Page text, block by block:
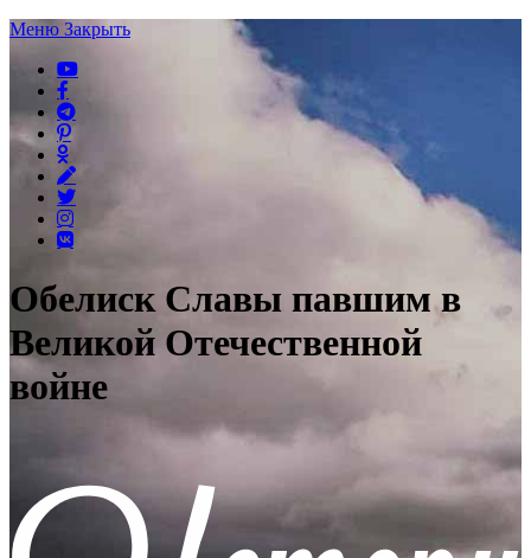
Меню Закрыть
Обелиск Славы павшим в
Великой Отечественной
войне